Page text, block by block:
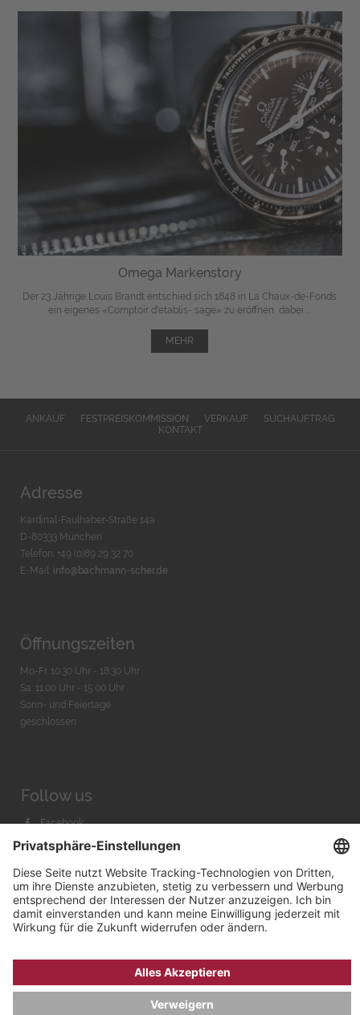
Omega Markenstory
Der 23 Jährige Louis Brandt entschied sich 1848 in La Chaux-de-Fonds
ein eigenes «Comptoir d'etablis- sage» zu eröffnen, dabei ...
MEHR
ANKAUF FESTPREISKOMMISSION VERKAUF
SUCHAUFTRAG
KONTAKT
Adresse
Kardinal-Faulhaber-Straße 14a
D-80333 München
Telefon: +49 (0)89 29 32 70
E-Mail: info@bachmann-scher.de
Öffnungszeiten
Mo-Fr. 10:30 Uhr - 18:30 Uhr
Sa. 11:00 Uhr - 15.00 Uhr
Sonn- und Feiertage
geschlossen
Follow us
Facebook
Instagram
Youtube
Bachmann & Scher GmbH / Watchandco GmbH